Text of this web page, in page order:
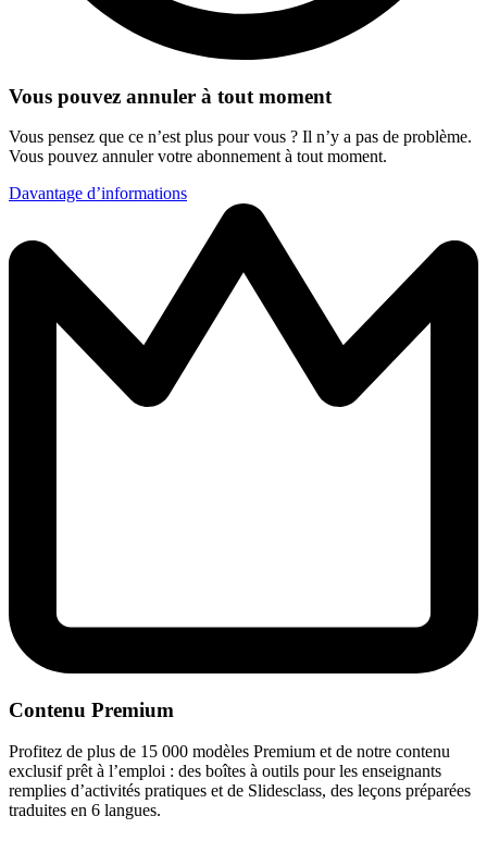
Vous pouvez annuler à tout moment
Vous pensez que ce n’est plus pour vous ? Il n’y a pas de problème.
Vous pouvez annuler votre abonnement à tout moment.
Davantage d’informations
Contenu Premium
Profitez de plus de 15 000 modèles Premium et de notre contenu
exclusif prêt à l’emploi : des boîtes à outils pour les enseignants
remplies d’activités pratiques et de Slidesclass, des leçons préparées
traduites en 6 langues.